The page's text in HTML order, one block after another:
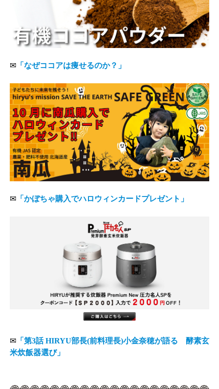
✉ 「なぜココアは痩せるのか？」
✉ 「かぼちゃ購入でハロウィンカードプレゼント」
✉ 「第3話 HIRYU部長(前料理長)小金奈穂が語る 酵素玄
米炊飯器選び」